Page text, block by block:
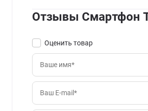
Отзывы Смартфон
Оценить товар